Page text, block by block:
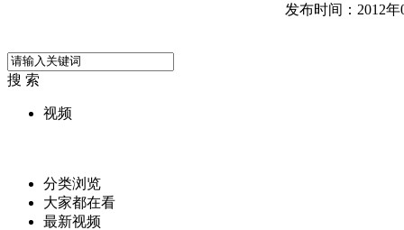
发布时间：2012年
搜 索
视频
分类浏览
大家都在看
最新视频